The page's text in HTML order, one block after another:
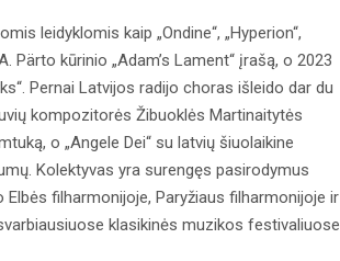
leidyklomis kaip „Ondine“, „Hyperion“,
Pärto kūrinio „Adam’s Lament“ įrašą, o 2023
Pernai Latvijos radijo choras išleido dar du
kompozitorės Žibuoklės Martinaitytės
o „Angele Dei“ su latvių šiuolaikine
Kolektyvas yra surengęs pasirodymus
filharmonijoje, Paryžiaus filharmonijoje ir
klasikinės muzikos festivaliuose